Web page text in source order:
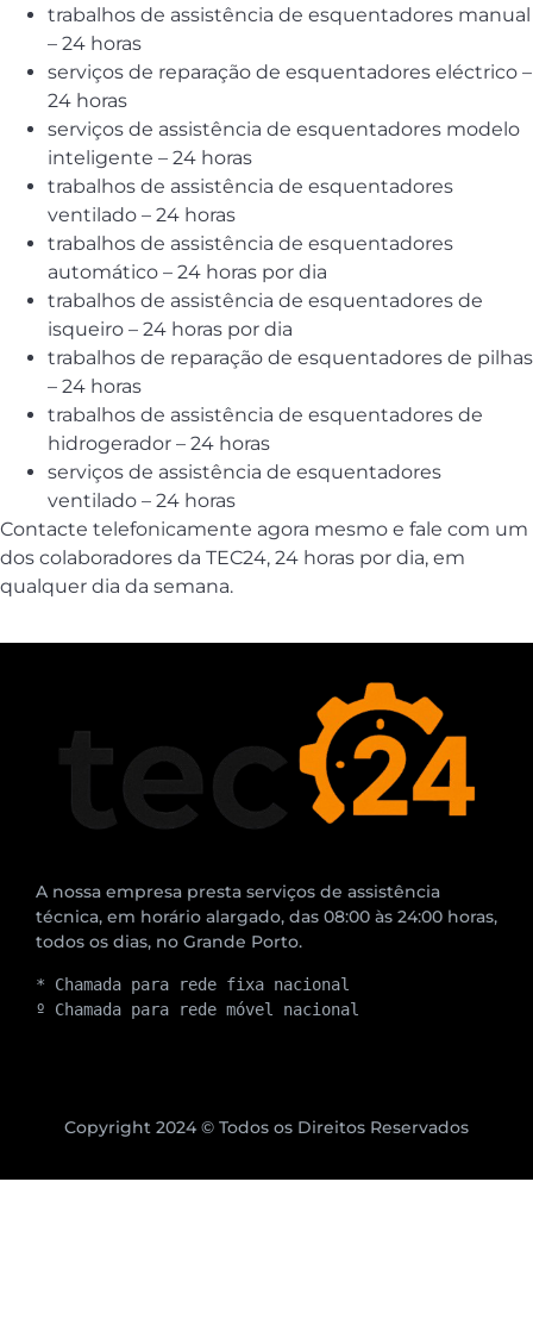
trabalhos de assistência de esquentadores manual
– 24 horas
serviços de reparação de esquentadores eléctrico –
24 horas
serviços de assistência de esquentadores modelo
inteligente – 24 horas
trabalhos de assistência de esquentadores
ventilado – 24 horas
trabalhos de assistência de esquentadores
automático – 24 horas por dia
trabalhos de assistência de esquentadores de
isqueiro – 24 horas por dia
trabalhos de reparação de esquentadores de pilhas
– 24 horas
trabalhos de assistência de esquentadores de
hidrogerador – 24 horas
serviços de assistência de esquentadores
ventilado – 24 horas
Contacte telefonicamente agora mesmo e fale com um
dos colaboradores da TEC24, 24 horas por dia, em
qualquer dia da semana.
A nossa empresa presta serviços de assistência
técnica, em horário alargado, das 08:00 às 24:00 horas,
todos os dias, no Grande Porto.
* Chamada para rede fixa nacional
º Chamada para rede móvel nacional
Copyright 2024 © Todos os Direitos Reservados